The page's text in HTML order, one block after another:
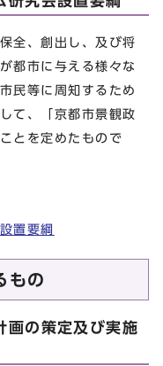
全、創出し、及び将
都市に与える様々な
民等に周知するため
て、「京都市景観政
とを定めたもので
置要綱
もの
画の策定及び実施